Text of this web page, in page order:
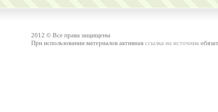
2012 © Все права защищены
При использовании материалов активная ссылка на источник